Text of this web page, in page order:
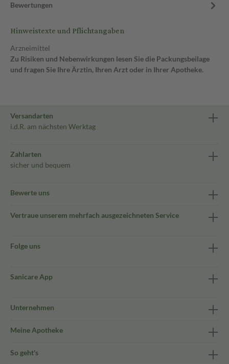
Bewertungen
Hinweistexte und Pflichtangaben
Arzneimittel
Zu Risiken und Nebenwirkungen lesen Sie die Packungsbeilage
und fragen Sie Ihre Ärztin, Ihren Arzt oder in Ihrer Apotheke.
Versandarten
i.d.R. am nächsten Werktag
Zahlarten
sicher und bequem
Bewerte uns
Vertraue unserem mehrfach ausgezeichneten Service
Folge uns
Sanicare App
Unternehmen
Meine Apotheke
So geht's